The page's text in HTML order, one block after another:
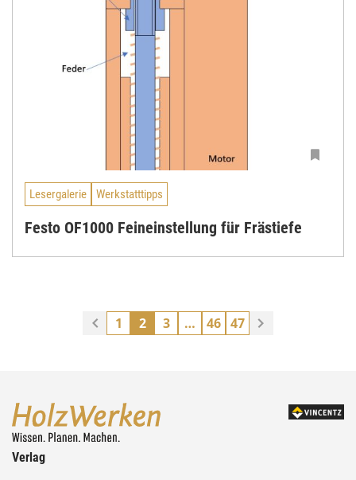
Lesergalerie Werkstatttipps
Festo OF1000 Feineinstellung für Frästiefe
1 2 3 … 46 47
Verlag